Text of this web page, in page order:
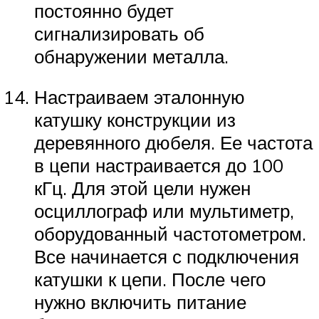
постоянно будет
сигнализировать об
обнаружении металла.
Настраиваем эталонную
катушку конструкции из
деревянного дюбеля. Ее частота
в цепи настраивается до 100
кГц. Для этой цели нужен
осциллограф или мультиметр,
оборудованный частотометром.
Все начинается с подключения
катушки к цепи. После чего
нужно включить питание